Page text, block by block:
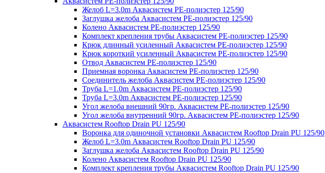
Желоб L=3.0m Аквасистем PE-полиэстер 125/90
Заглушка желоба Аквасистем PE-полиэстер 125/90
Колено Аквасистем PE-полиэстер 125/90
Комплект крепления трубы Аквасистем PE-полиэстер 125/90
Крюк длинный усиленный Аквасистем PE-полиэстер 125/90
Крюк короткий усиленный Аквасистем PE-полиэстер 125/90
Отвод Аквасистем РЕ-полиэстер 125/90
Приемная воронка Аквасистем PE-полиэстер 125/90
Соединитель желоба Аквасистем PE-полиэстер 125/90
Труба L=1.0m Аквасистем PE-полиэстер 125/90
Труба L=3.0m Аквасистем PE-полиэстер 125/90
Угол желоба внешний 90гр. Аквасистем PE-полиэстер 125/90
Угол желоба внутренний 90гр. Аквасистем PE-полиэстер 125/90
Аквасистем Rooftop Drain PU 125/90
Воронка для одиночной установки Аквасистем Rooftop Drain PU 125/90
Желоб L=3.0m Аквасистем Rooftop Drain PU 125/90
Заглушка желоба Аквасистем Rooftop Drain PU 125/90
Колено Аквасистем Rooftop Drain PU 125/90
Комплект крепления трубы Аквасистем Rooftop Drain PU 125/90